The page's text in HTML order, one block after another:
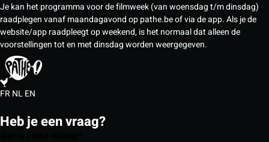
Je kan het programma voor de filmweek (van woensdag t/m dinsdag)
raadplegen vanaf maandagavond op pathe.be of via de app. Als je de
website/app raadpleegt op weekend, is het normaal dat alleen de
voorstellingen tot en met dinsdag worden weergegeven.
FRNLEN
Heb je een vraag?